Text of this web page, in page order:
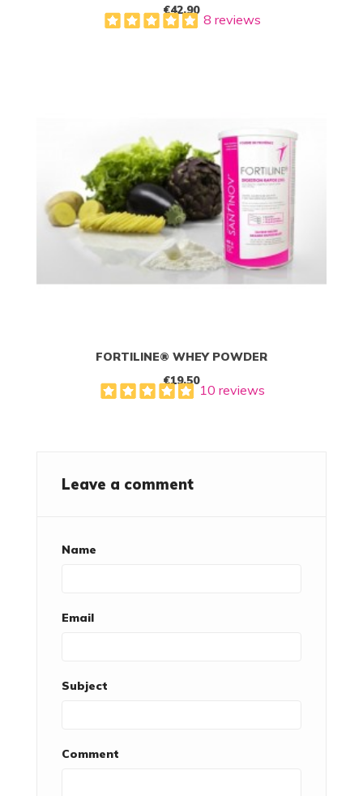
€42.90
8 reviews
FORTILINE® WHEY POWDER
€19.50
10 reviews
Leave a comment
Name
Email
Subject
Comment